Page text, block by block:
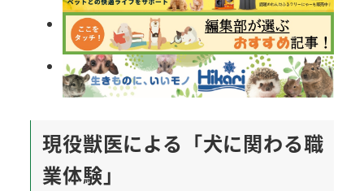
現役獣医による「犬に関わる職
業体験」